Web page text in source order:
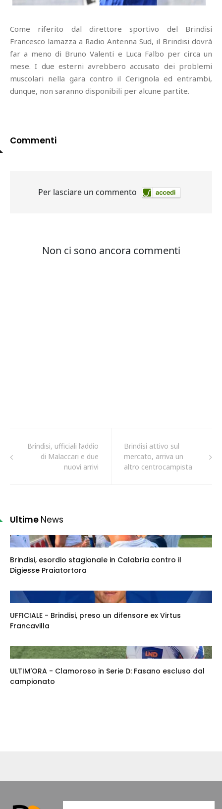
Come riferito dal direttore sportivo del Brindisi
Francesco lamazza a Radio Antenna Sud, il Brindisi dovrà
far a meno di Bruno Valenti e Luca Falbo per circa un
mese. I due esterni avrebbero accusato dei problemi
muscolari nella gara contro il Cerignola ed entrambi,
dunque, non saranno disponibili per alcune partite.
Commenti
Brindisi, ufficiali l’addio
di Malaccari e due
nuovi arrivi
Brindisi attivo sul
mercato, arriva un
altro centrocampista
Ultime News
Brindisi, esordio stagionale in Calabria contro il
Digiesse Praiatortora
UFFICIALE - Brindisi, preso un difensore ex Virtus
Francavilla
ULTIM'ORA - Clamoroso in Serie D: Fasano escluso dal
campionato